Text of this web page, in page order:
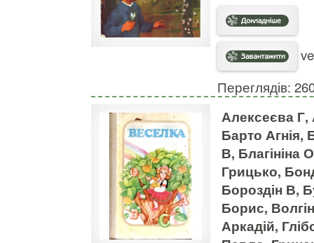
Переглядів:
Алексеєва Г,
Барто Агнія,
В,
Грицько,
Бороздін В,
Борис,
Аркадій,